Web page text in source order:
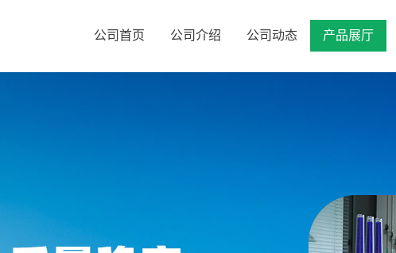
公司首页 公司介绍 公司动态 产品展厅